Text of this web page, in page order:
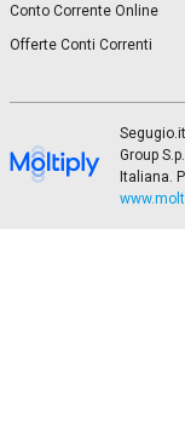
Conto Corrente Online
Offerte Conti Correnti
Group
Italiana.